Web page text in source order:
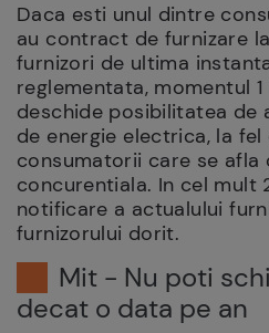
Daca esti unul dintre
au contract de furnizare
furnizori de ultima
reglementata, momentul 1
deschide posibilitatea de
de energie electrica, la
consumatorii care se afla
concurentiala. In cel mult
notificare a actualului
furnizorului dorit.
Mit - Nu poti
decat o data pe an